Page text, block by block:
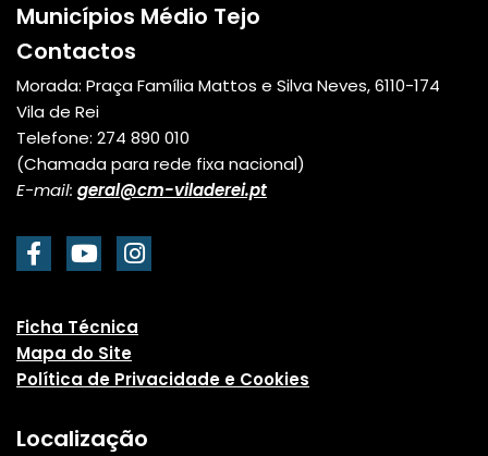
Municípios Médio Tejo
Contactos
Morada: Praça Família Mattos e Silva Neves, 6110-174
Vila de Rei
Telefone: 274 890 010
(Chamada para rede fixa nacional)
E-mail: geral@cm-viladerei.pt
Ficha Técnica
Mapa do Site
Política de Privacidade e Cookies
Localização